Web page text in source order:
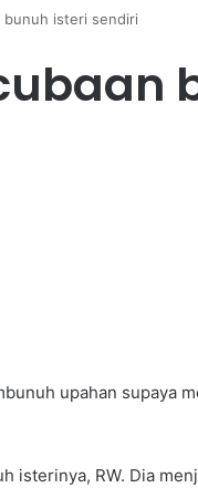
bunuh isteri sendiri
upahan supaya
isterinya, RW. Dia